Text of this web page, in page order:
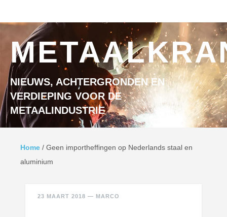
NIEUWS, ACHTERGRONDEN EN
VERDIEPING VOOR DE
METAALINDUSTRIE
Home / Geen importheffingen op Nederlands staal en
aluminium
23 MAART 2018 — MARCO